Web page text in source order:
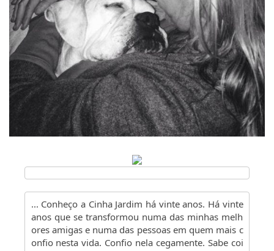
... Conheço a Cinha Jardim há vinte anos. Há vinte
anos que se transformou numa das minhas melh
ores amigas e numa das pessoas em quem mais c
onfio nesta vida. Confio nela cegamente. Sabe coi